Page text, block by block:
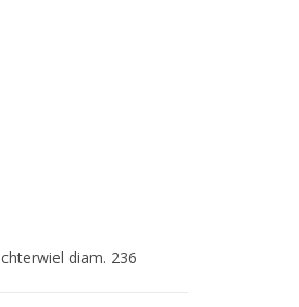
diam. 236